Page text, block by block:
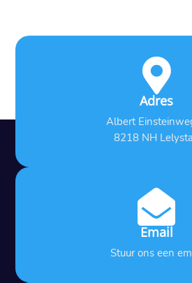

Adres
Albert
8218 NH

Email
Stuur ons een